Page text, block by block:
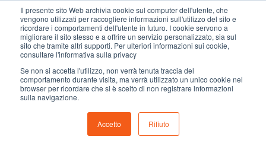
Il presente sito Web archivia cookie sul computer dell'utente, che
vengono utilizzati per raccogliere informazioni sull'utilizzo del sito e
ricordare i comportamenti dell'utente in futuro. I cookie servono a
migliorare il sito stesso e a offrire un servizio personalizzato, sia sul
sito che tramite altri supporti. Per ulteriori informazioni sui cookie,
consultare l'informativa sulla privacy
Se non si accetta l'utilizzo, non verrà tenuta traccia del
comportamento durante visita, ma verrà utilizzato un unico cookie nel
browser per ricordare che si è scelto di non registrare informazioni
sulla navigazione.
Accetto Rifiuto
3 BIRRA 4 LUPPOLI PORETTI